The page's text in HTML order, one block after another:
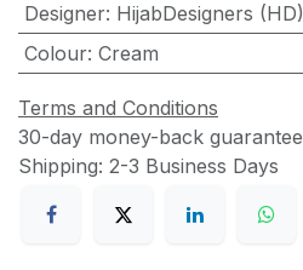
Designer: HijabDesigners (HD)
Colour: Cream
Terms and Conditions
30-day money-back guarantee
Shipping: 2-3 Business Days